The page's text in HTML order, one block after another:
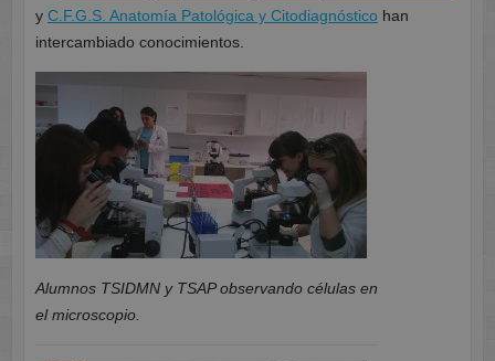
y C.F.G.S. Anatomía Patológica y Citodiagnóstico han
intercambiado conocimientos.
Alumnos TSIDMN y TSAP observando células en
el microscopio.